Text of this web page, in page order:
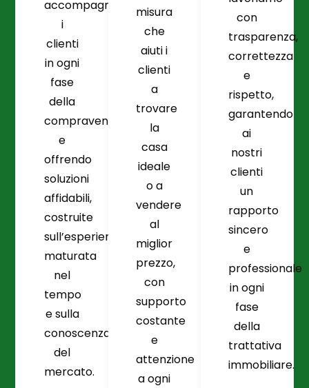
accompagnando
i
clienti
in ogni
fase
della
compravendita
e
offrendo
soluzioni
affidabili,
costruite
sull’esperienza
maturata
nel
tempo
e sulla
conoscenza
del
mercato.
misura
che
aiuti i
clienti
a
trovare
la
casa
ideale
o a
vendere
al
miglior
prezzo,
con
supporto
costante
e
attenzione
a ogni
con
trasparenza,
correttezza
e
rispetto,
garantendo
ai
nostri
clienti
un
rapporto
sincero
e
professionale
in ogni
fase
della
trattativa
immobiliare.